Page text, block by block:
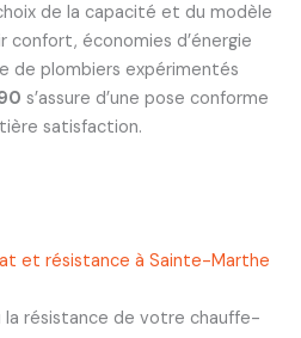
de la capacité et du modèle
confort, économies d’énergie
de plombiers expérimentés
s’assure d’une pose conforme
satisfaction.
et résistance à Sainte-Marthe
résistance de votre chauffe-